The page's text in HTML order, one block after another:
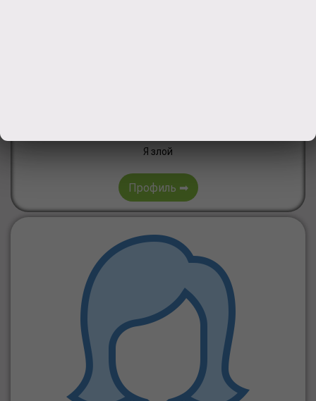
Я злой
Профиль ➡